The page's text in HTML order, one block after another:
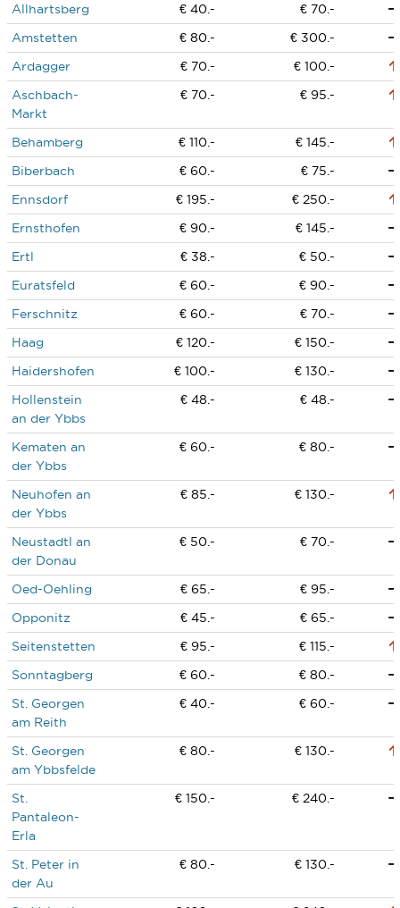
Allhartsberg
€ 40.-
€ 70.-
Amstetten
€ 80.-
€ 300.-
Ardagger
€ 70.-
€ 100.-
Aschbach-
Markt
€ 70.- € 95.-
Behamberg € 110.-
€ 145.-
Biberbach
€ 60.-
€ 75.-
Ennsdorf
€ 195.-
€ 250.-
Ernsthofen
€ 90.-
€ 145.-
Ertl
€ 38.-
€ 50.-
Euratsfeld
€ 60.-
€ 90.-
Ferschnitz
€ 60.-
€ 70.-
Haag
€ 120.-
€ 150.-
Haidershofen
€ 100.-
€ 130.-
Hollenstein
an der Ybbs
€ 48.- € 48.-
Kematen an
der Ybbs
€ 60.- € 80.-
Neuhofen an
der Ybbs
€ 85.- € 130.-
Neustadtl an
der Donau
€ 50.- € 70.-
Oed-Oehling € 65.-
€ 95.-
Opponitz
€ 45.-
€ 65.-
Seitenstetten
€ 95.-
€ 115.-
Sonntagberg
€ 60.-
€ 80.-
St. Georgen
am Reith
€ 40.- € 60.-
St. Georgen
am Ybbsfelde
€ 80.- € 130.-
St.
Pantaleon-
Erla
€ 150.- € 240.-
St. Peter in
der Au
€ 80.- € 130.-